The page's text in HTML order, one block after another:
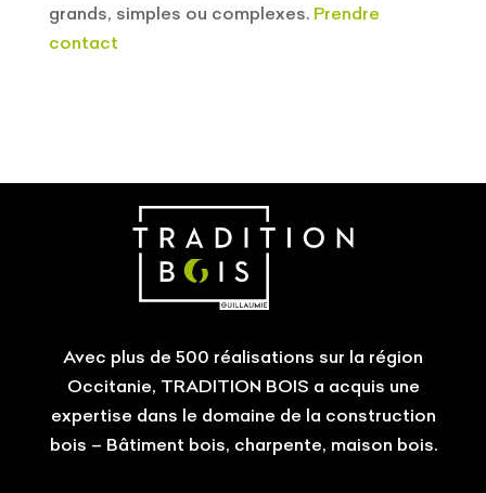
grands, simples ou complexes. Prendre
contact
Avec plus de 500 réalisations sur la région
Occitanie, TRADITION BOIS a acquis une
expertise dans le domaine de la construction
bois – Bâtiment bois, charpente, maison bois.